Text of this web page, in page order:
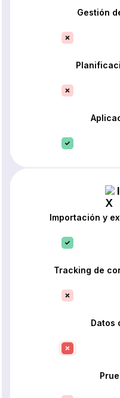
Gestión
Importación y
Tracking de
Datos